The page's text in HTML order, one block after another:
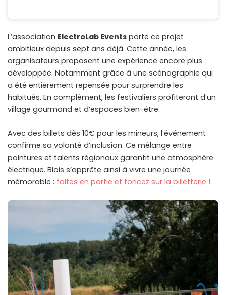
L’association ElectroLab Events porte ce projet
ambitieux depuis sept ans déjà. Cette année, les
organisateurs proposent une expérience encore plus
développée. Notamment grâce à une scénographie qui
a été entièrement repensée pour surprendre les
habitués. En complément, les festivaliers profiteront d’un
village gourmand et d’espaces bien-être.
Avec des billets dès 10€ pour les mineurs, l’événement
confirme sa volonté d’inclusion. Ce mélange entre
pointures et talents régionaux garantit une atmosphère
électrique. Blois s’apprête ainsi à vivre une journée
mémorable : faites en partie et foncez sur la billetterie !